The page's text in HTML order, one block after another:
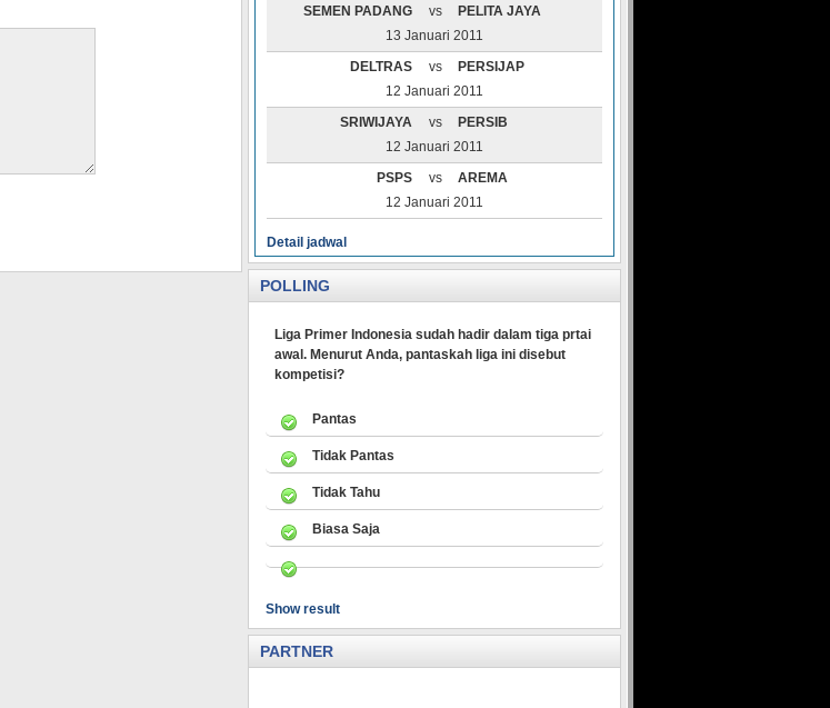
SEMEN PADANG
vs
PELITA JAYA
13 Januari 2011
DELTRAS
vs
PERSIJAP
12 Januari 2011
SRIWIJAYA
vs
PERSIB
12 Januari 2011
PSPS
vs
AREMA
12 Januari 2011
Detail jadwal
POLLING
Liga Primer Indonesia sudah hadir dalam tiga prtai
awal. Menurut Anda, pantaskah liga ini disebut
kompetisi?
Pantas
Tidak Pantas
Tidak Tahu
Biasa Saja
Show result
PARTNER